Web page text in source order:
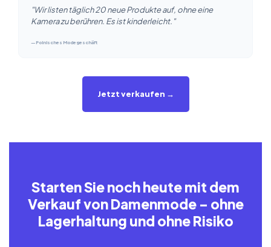
"Wir listen täglich 20 neue Produkte auf, ohne eine
Kamera zu berühren. Es ist kinderleicht."
—Polnisches Modegeschäft
Jetzt verkaufen →
Starten Sie noch heute mit dem
Verkauf von Damenmode – ohne
Lagerhaltung und ohne Risiko